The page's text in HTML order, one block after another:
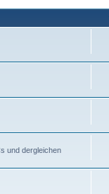
und dergleichen